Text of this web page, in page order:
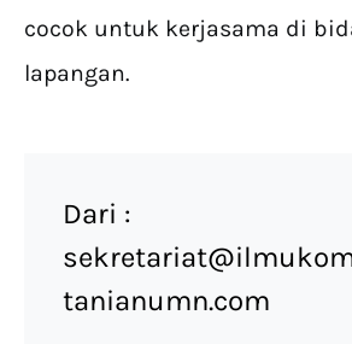
cocok untuk kerjasama di
lapangan.
Dari :
tanianumn.com